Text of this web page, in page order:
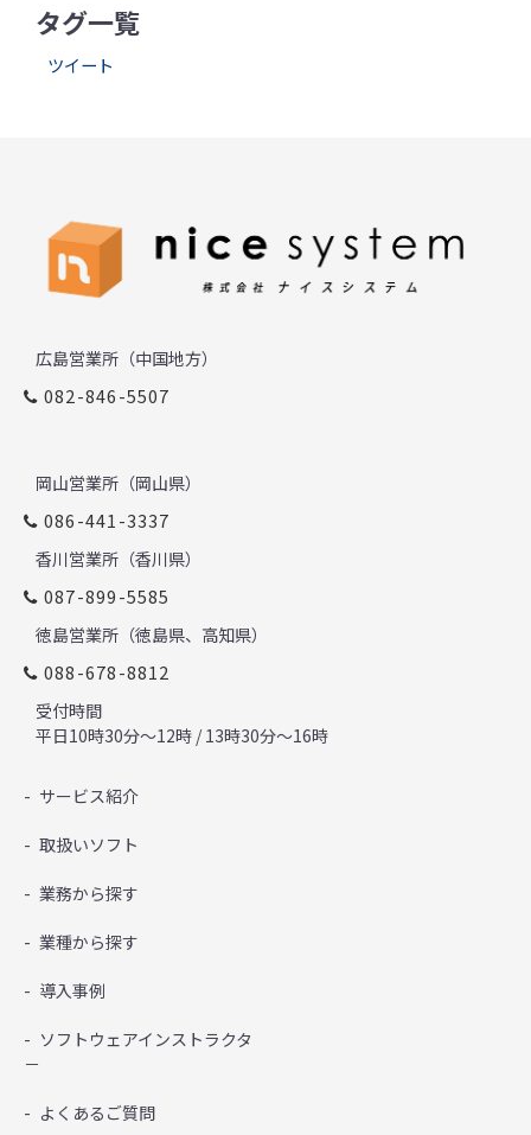
タグ一覧
ツイート
広島営業所（中国地方）
082-846-5507
岡山営業所（岡山県）
086-441-3337
香川営業所（香川県）
087-899-5585
徳島営業所（徳島県、高知県）
088-678-8812
受付時間
平日10時30分～12時 / 13時30分～16時
サービス紹介
取扱いソフト
業務から探す
業種から探す
導入事例
ソフトウェアインストラクタ
－
よくあるご質問